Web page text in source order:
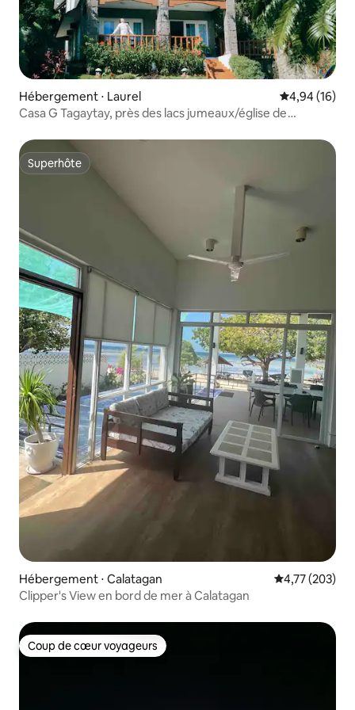
Hébergement ⋅ Laurel Évaluation
4,94 (16)
Casa G Tagaytay, près des lacs jumeaux/église de
Superhôte
Superhôte
Hébergement ⋅ Calatagan Évaluation
4,77 (203)
Clipper's View en bord de mer à Calatagan
Coup de cœur voyageurs
Coup de cœur voyageurs